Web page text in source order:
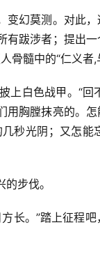
幻莫测。对此
跋涉者；提出
骨髓中的“仁义者,
白色战甲。“回
胸膛抹亮的。
秒光阴；又怎能
步伐。
长。”踏上征程